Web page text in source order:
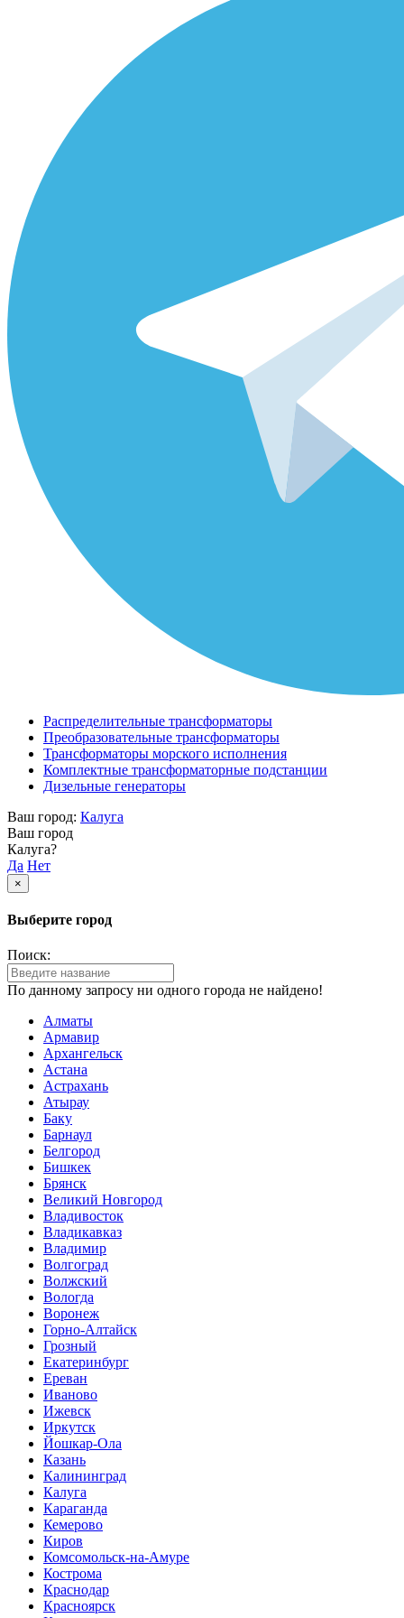
Распределительные трансформаторы
Преобразовательные трансформаторы
Трансформаторы морского исполнения
Комплектные трансформаторные подстанции
Дизельные генераторы
Ваш город: Калуга
Ваш город
Калуга?
Да Нет
×
Выберите город
Поиск:
По данному запросу ни одного города не найдено!
Алматы
Армавир
Архангельск
Астана
Астрахань
Атырау
Баку
Барнаул
Белгород
Бишкек
Брянск
Великий Новгород
Владивосток
Владикавказ
Владимир
Волгоград
Волжский
Вологда
Воронеж
Горно-Алтайск
Грозный
Екатеринбург
Ереван
Иваново
Ижевск
Иркутск
Йошкар-Ола
Казань
Калининград
Калуга
Караганда
Кемерово
Киров
Комсомольск-на-Амуре
Кострома
Краснодар
Красноярск